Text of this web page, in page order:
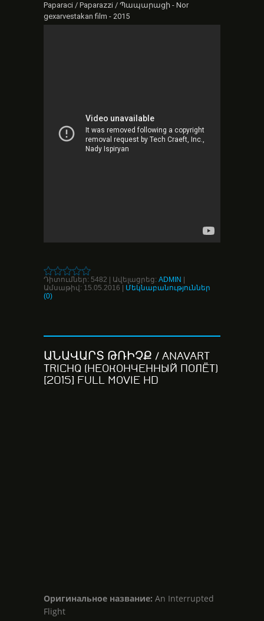
Paparaci / Paparazzi / Պապարացի - Nor
gexarvestakan film - 2015
Դիտումներ: 5482 Ավելացրեց: ADMIN
Ամսաթիվ: 15.05.2016
Մեկնաբանություններ
(0)
ԱՆԱՎԱՐՏ ԹՌԻՉՔ / ANAVART
TRICHQ (НЕОКОНЧЕННЫЙ ПОЛЁТ)
[2015] FULL MOVIE HD
Оригинальное название: An Interrupted
Flight